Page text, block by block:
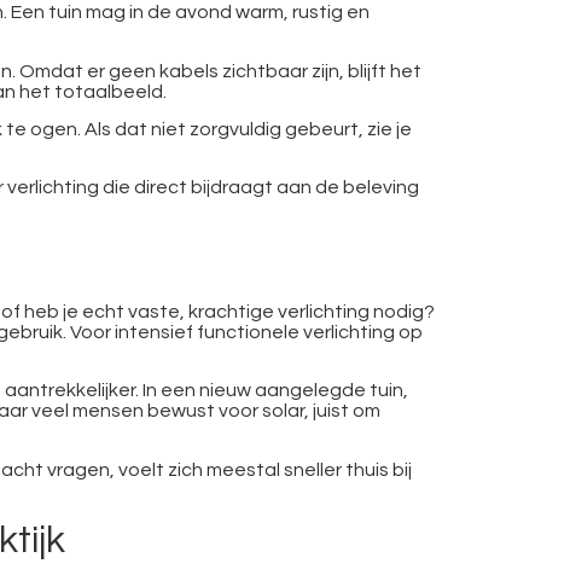
tuin mag in de avond warm, rustig en
Omdat er geen kabels zichtbaar zijn, blijft het
het totaalbeeld.
ogen. Als dat niet zorgvuldig gebeurt, zie je
die direct bijdraagt aan de beleving
heb je echt vaste, krachtige verlichting nodig?
Voor intensief functionele verlichting op
In een nieuw aangelegde tuin,
veel mensen bewust voor solar, juist om
vragen, voelt zich meestal sneller thuis bij